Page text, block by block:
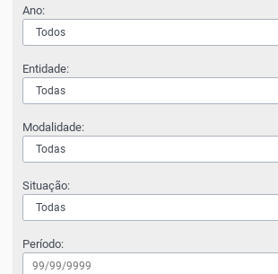
Ano:
Entidade:
Modalidade:
Situação:
Período: